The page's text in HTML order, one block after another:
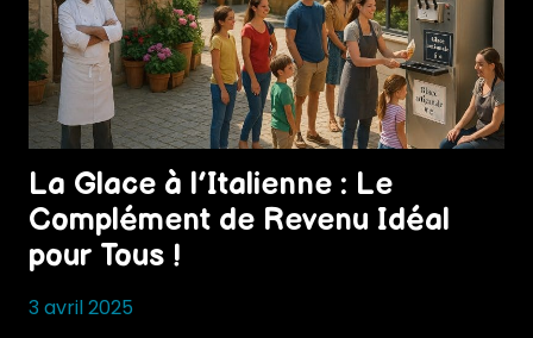
La Glace à l’Italienne : Le
Complément de Revenu Idéal
pour Tous !
3 avril 2025